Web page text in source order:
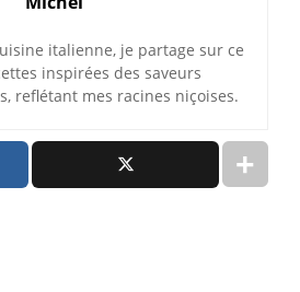
italienne, je partage sur ce
inspirées des saveurs
reflétant mes racines niçoises.